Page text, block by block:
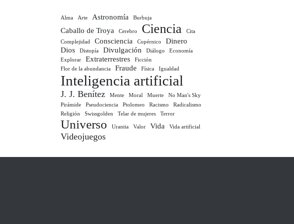
Alma Arte Astronomía Burbuja
Caballo de Troya Cerebro Ciencia
Cita
Complejidad
Consciencia Copérnico
Dinero
Dios
Distopía Divulgación Diálogo
Economía
Explorar
Extraterrestres
Ficción
Flor de la abundancia
Fraude Física Igualdad
Inteligencia artificial
J. J. Benítez Mente Moral Muerte
No Man's Sky
Pirámide
Pseudociencia Ptolomeo Racismo
Radicalismo
Religión
Swissgolden Telar de mujeres Terror
Universo Urantia Valor Vida Vida artificial
Videojuegos